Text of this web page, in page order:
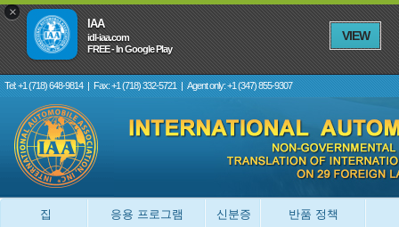
×
IAA
idl-iaa.com
FREE - In Google Play
VIEW
Tel: +1 (718) 648-9814 | Fax: +1 (718) 332-5721 | Agent only: +1 (347) 855-9307
집 응용 프로그램 신분증 반품 정책